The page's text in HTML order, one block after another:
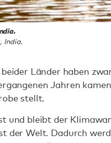
India.
Länder haben
Jahren
stellt.
und bleibt der
der Welt. Dadurch